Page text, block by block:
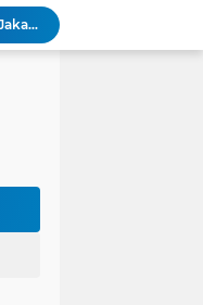
Resmi Terdaftar sebagai Mediator Non-Hakim di Pengadilan Negeri Jakarta Selatan, Yandri, S.H. Siap Mengedepankan Keadilan Melalui Jalur Perdamaian
Yandri SH Kawal APDESI di Gugatan PSN PIK 2, Tegaskan Komitmen pada Supremasi Hukum
ketua LBH DEWAN ADAT BAMUS BETAWI Sapto Wibowo S, S.H. Jalih Pitoeng Salah Alamat Mengenai Statement di Media